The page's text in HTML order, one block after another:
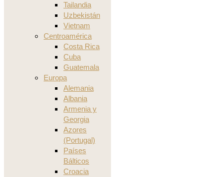
Tailandia
Uzbekistán
Vietnam
Centroamérica
Costa Rica
Cuba
Guatemala
Europa
Alemania
Albania
Armenia y
Georgia
Azores
(Portugal)
Países
Bálticos
Croacia